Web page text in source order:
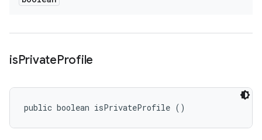
isPrivateProfile
public boolean isPrivateProfile ()